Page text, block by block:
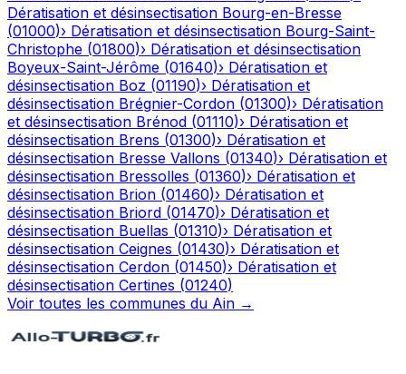
Dératisation et désinsectisation Bourg-en-Bresse
(01000)› Dératisation et désinsectisation Bourg-Saint-
Christophe (01800)› Dératisation et désinsectisation
Boyeux-Saint-Jérôme (01640)› Dératisation et
désinsectisation Boz (01190)› Dératisation et
désinsectisation Brégnier-Cordon (01300)› Dératisation
et désinsectisation Brénod (01110)› Dératisation et
désinsectisation Brens (01300)› Dératisation et
désinsectisation Bresse Vallons (01340)› Dératisation et
désinsectisation Bressolles (01360)› Dératisation et
désinsectisation Brion (01460)› Dératisation et
désinsectisation Briord (01470)› Dératisation et
désinsectisation Buellas (01310)› Dératisation et
désinsectisation Ceignes (01430)› Dératisation et
désinsectisation Cerdon (01450)› Dératisation et
désinsectisation Certines (01240)
Voir toutes les communes du Ain →